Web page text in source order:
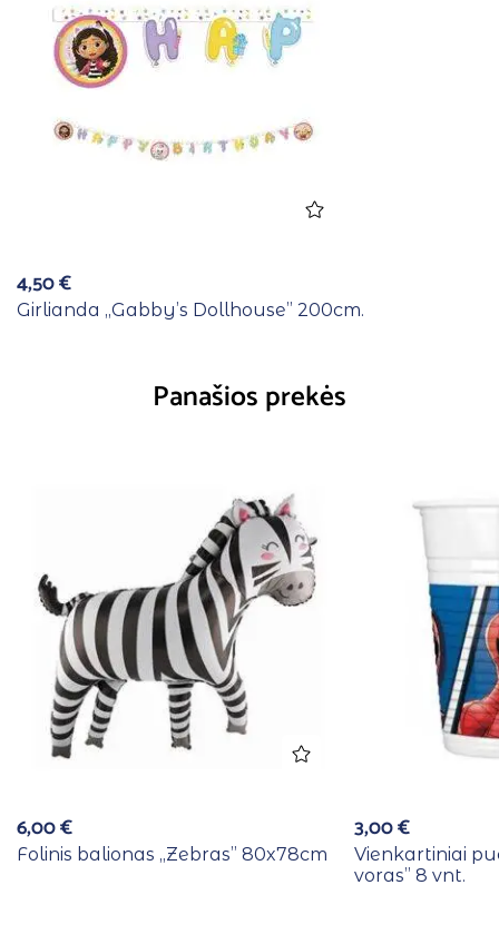
4,50€
Girlianda ,,Gabby’s Dollhouse” 200cm.
Panašios prekės
6,00€
Folinis balionas ,,Zebras” 80x78cm
3,00€
Vienkartiniai
voras” 8 vnt.